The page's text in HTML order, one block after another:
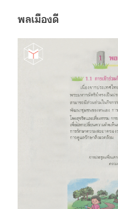
พลเมืองดี